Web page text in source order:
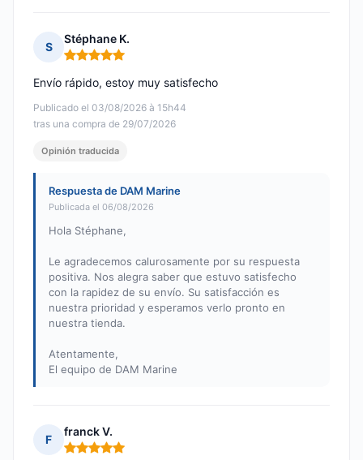
S
Stéphane K.
Nota: 5 de 5
Publicado el 03/08/2026 à 15h44
tras una compra de 29/07/2026
Envío rápido, estoy muy satisfecho
Opinión traducida
Respuesta de DAM Marine
Publicada el 06/08/2026
Hola Stéphane,
Le agradecemos calurosamente por su respuesta
positiva. Nos alegra saber que estuvo satisfecho
con la rapidez de su envío. Su satisfacción es
nuestra prioridad y esperamos verlo pronto en
nuestra tienda.
Atentamente,
El equipo de DAM Marine
F
franck V.
Nota: 5 de 5